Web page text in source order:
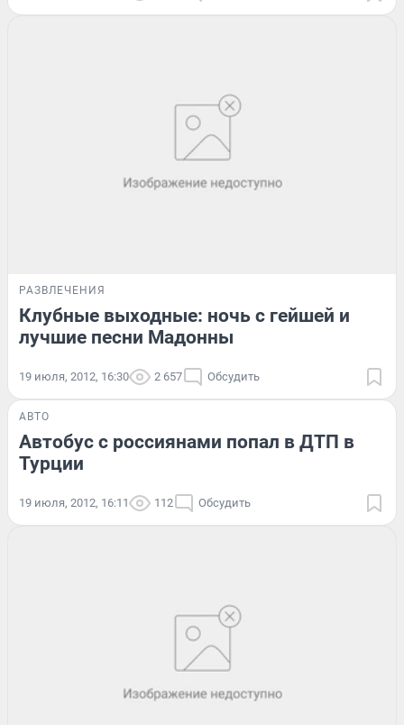
РАЗВЛЕЧЕНИЯ
Клубные выходные: ночь с гейшей и
лучшие песни Мадонны
19 июля, 2012, 16:30 2 657 Обсудить
АВТО
Автобус с россиянами попал в ДТП в
Турции
19 июля, 2012, 16:11 112 Обсудить